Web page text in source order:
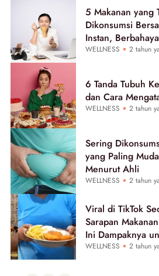
5 Makanan yang
Dikonsumsi
Instan,
WELLNESS 2 tahun
6 Tanda Tubuh
dan Cara
WELLNESS 2 tahun
Sering
yang Paling
Menurut Ahli
WELLNESS 2 tahun
Viral di TikTok
Sarapan
Ini Dampaknya
WELLNESS 2 tahun